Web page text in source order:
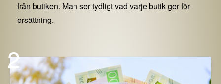
från butiken. Man ser tydligt vad varje butik ger för
ersättning.
2